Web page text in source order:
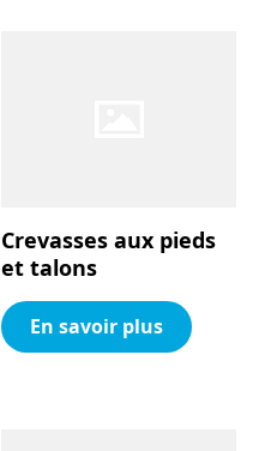
Crevasses aux pieds
et talons
En savoir plus